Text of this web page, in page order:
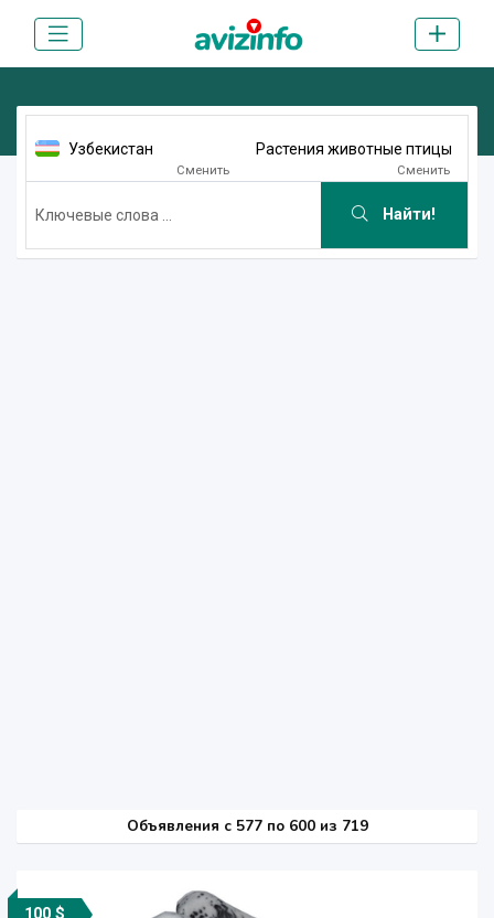
Узбекистан
Сменить
Растения животные птицы
Сменить
Найти!
Объявления c 577 по 600 из 719
100 $